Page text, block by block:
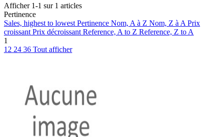
Afficher 1-1 sur 1 articles
Pertinence
Sales, highest to lowest Pertinence Nom, A à Z Nom, Z à A Prix
croissant Prix décroissant Reference, A to Z Reference, Z to A
1
12 24 36 Tout afficher